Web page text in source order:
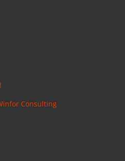
Consulting